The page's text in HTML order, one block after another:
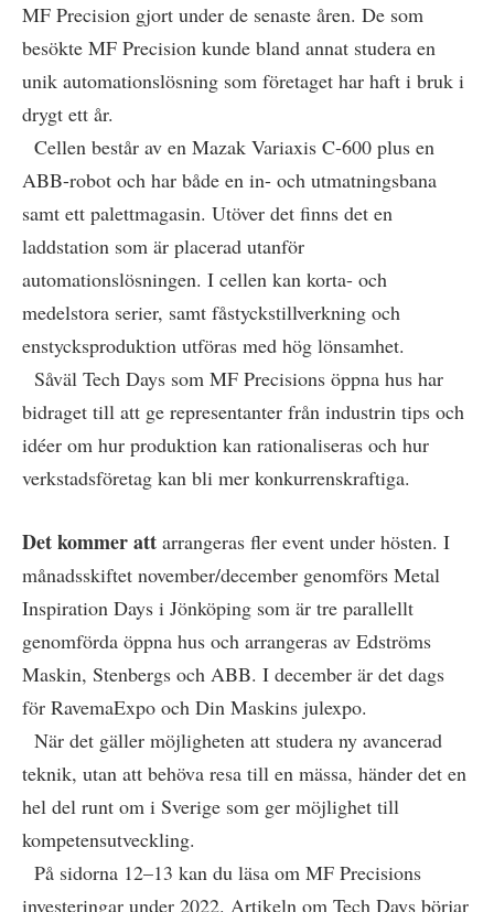
MF Precision gjort under de senaste åren. De som
besökte MF Precision kunde bland annat studera en
unik automationslösning som företaget har haft i bruk i
drygt ett år.
Cellen består av en Mazak Variaxis C-600 plus en
ABB-robot och har både en in- och utmatningsbana
samt ett palettmagasin. Utöver det finns det en
laddstation som är placerad utanför
automationslösningen. I cellen kan korta- och
medelstora serier, samt fåstyckstillverkning och
enstycksproduktion utföras med hög lönsamhet.
Såväl Tech Days som MF Precisions öppna hus har
bidraget till att ge representanter från industrin tips och
idéer om hur produktion kan rationaliseras och hur
verkstadsföretag kan bli mer konkurrenskraftiga.
Det kommer att arrangeras fler event under hösten. I
månadsskiftet november/december genomförs Metal
Inspiration Days i Jönköping som är tre parallellt
genomförda öppna hus och arrangeras av Edströms
Maskin, Stenbergs och ABB. I december är det dags
för RavemaExpo och Din Maskins julexpo.
När det gäller möjligheten att studera ny avancerad
teknik, utan att behöva resa till en mässa, händer det en
hel del runt om i Sverige som ger möjlighet till
kompetensutveckling.
På sidorna 12–13 kan du läsa om MF Precisions
investeringar under 2022. Artikeln om Tech Days börjar